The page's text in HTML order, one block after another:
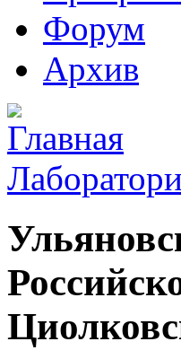
Форум
Архив